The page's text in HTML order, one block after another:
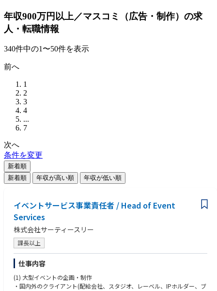
年収900万円以上／マスコミ（広告・制作）の求
人・転職情報
340件中の1〜50件を表示
前へ
1
2
3
4
...
7
次へ
条件を変更
新着順
新着順
年収が高い順 年収が低い順
イベントサービス事業責任者 / Head of Event
Services
株式会社サーティースリー
課長以上
仕事内容
(1) 大型イベントの企画・制作
・国内外のクライアント(配給会社、スタジオ、レーベル、IPホルダー、ブ